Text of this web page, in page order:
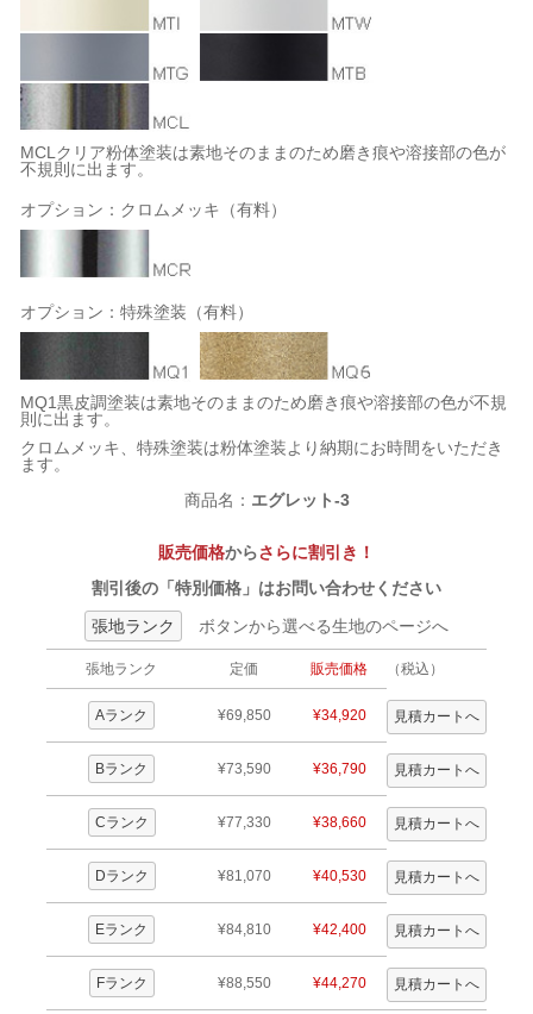
MCLクリア粉体塗装は素地そのままのため磨き痕や溶接部の色が
不規則に出ます。
オプション：クロムメッキ（有料）
オプション：特殊塗装（有料）
MQ1黒皮調塗装は素地そのままのため磨き痕や溶接部の色が不規
則に出ます。
クロムメッキ、特殊塗装は粉体塗装より納期にお時間をいただき
ます。
商品名： エグレット-3
販売価格からさらに割引き！
割引後の「特別価格」はお問い合わせください
張地ランク
ボタンから選べる生地のページへ
張地ランク 定価 販売価格 （税込）
Aランク ¥69,850 ¥34,920
Bランク ¥73,590 ¥36,790
Cランク ¥77,330 ¥38,660
Dランク ¥81,070 ¥40,530
Eランク ¥84,810 ¥42,400
Fランク ¥88,550 ¥44,270